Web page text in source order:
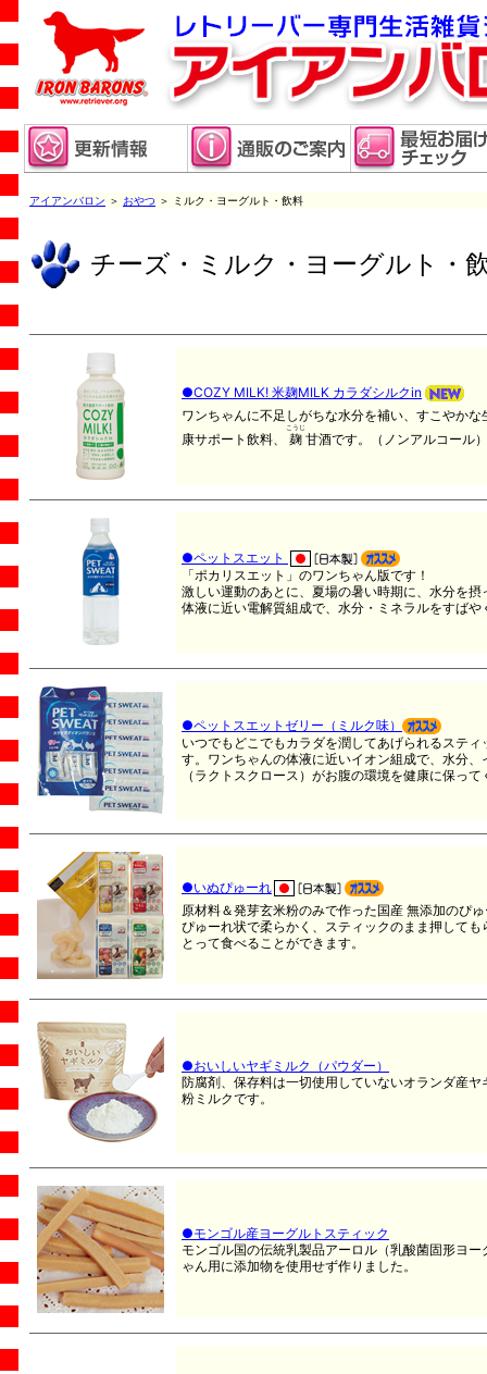
アイアンバロン ＞ おやつ ＞ ミルク・ヨーグルト・飲料
チーズ・ミルク・ヨーグルト・
●COZY MILK! 米麹MILK カラダシルクin
ワンちゃんに不足しがちな水分を補い、すこやか
康サポート飲料、 麹
こうじ
甘酒です。（ノンアルコール）
●ペットスエット
「ポカリスエット」のワンちゃん版です！
激しい運動のあとに、夏場の暑い時期に、水分を
体液に近い電解質組成で、水分・ミネラルをすばや
●ペットスエットゼリー（ミルク味）
いつでもどこでもカラダを潤してあげられるステ
す。ワンちゃんの体液に近いイオン組成で、水分
（ラクトスクロース）がお腹の環境を健康に保って
●いぬぴゅーれ
原材料＆発芽玄米粉のみで作った国産 無添加のぴ
ぴゅーれ状で柔らかく、スティックのまま押して
とって食べることができます。
●おいしいヤギミルク（パウダー）
防腐剤、保存料は一切使用していないオランダ産
粉ミルクです。
●モンゴル産ヨーグルトスティック
モンゴル国の伝統乳製品アーロル（乳酸菌固形ヨ
ゃん用に添加物を使用せず作りました。